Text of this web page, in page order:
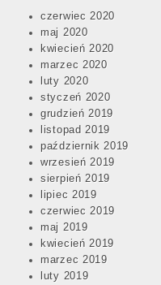
czerwiec 2020
maj 2020
kwiecień 2020
marzec 2020
luty 2020
styczeń 2020
grudzień 2019
listopad 2019
październik 2019
wrzesień 2019
sierpień 2019
lipiec 2019
czerwiec 2019
maj 2019
kwiecień 2019
marzec 2019
luty 2019